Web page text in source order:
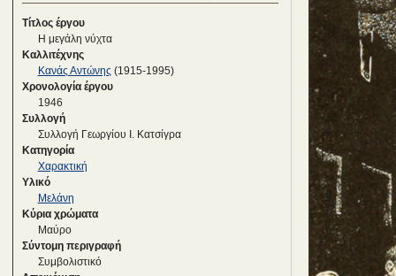
Τίτλος έργου
Η μεγάλη νύχτα
Καλλιτέχνης
Κανάς Αντώνης (1915-1995)
Χρονολογία έργου
1946
Συλλογή
Συλλογή Γεωργίου Ι. Κατσίγρα
Κατηγορία
Χαρακτική
Υλικό
Μελάνη
Κύρια χρώματα
Μαύρο
Σύντομη περιγραφή
Συμβολιστικό